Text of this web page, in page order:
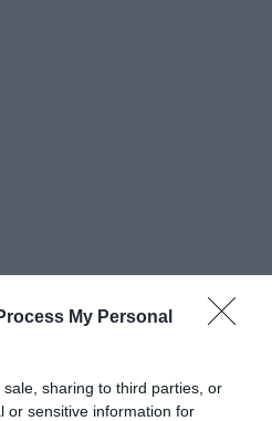
My Personal
sharing to third parties, or
or sensitive information for